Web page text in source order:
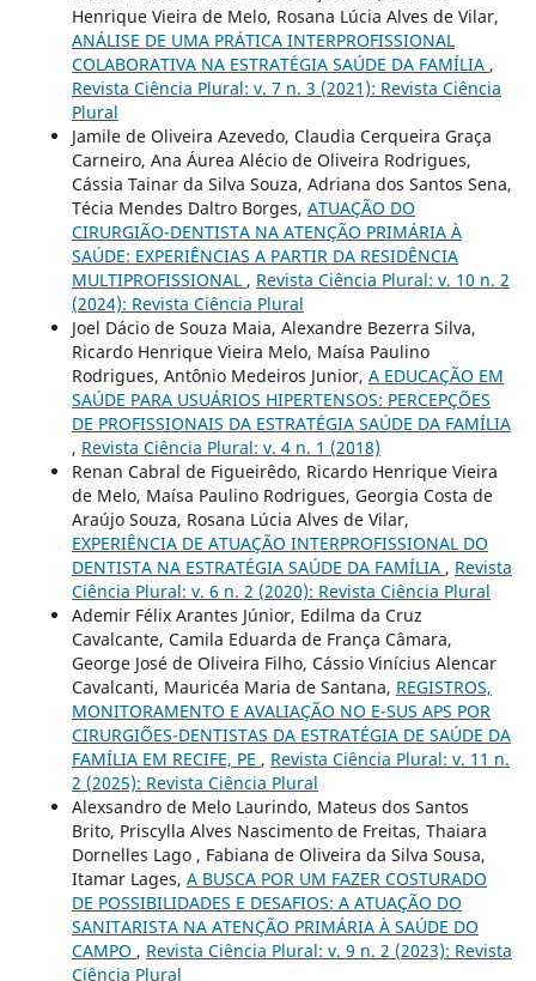
Henrique Vieira de Melo, Rosana Lúcia Alves de Vilar,
ANÁLISE DE UMA PRÁTICA INTERPROFISSIONAL
COLABORATIVA NA ESTRATÉGIA SAÚDE DA FAMÍLIA ,
Revista Ciência Plural: v. 7 n. 3 (2021): Revista Ciência
Plural
Jamile de Oliveira Azevedo, Claudia Cerqueira Graça
Carneiro, Ana Áurea Alécio de Oliveira Rodrigues,
Cássia Tainar da Silva Souza, Adriana dos Santos Sena,
Técia Mendes Daltro Borges, ATUAÇÃO DO
CIRURGIÃO-DENTISTA NA ATENÇÃO PRIMÁRIA À
SAÚDE: EXPERIÊNCIAS A PARTIR DA RESIDÊNCIA
MULTIPROFISSIONAL , Revista Ciência Plural: v. 10 n. 2
(2024): Revista Ciência Plural
Joel Dácio de Souza Maia, Alexandre Bezerra Silva,
Ricardo Henrique Vieira Melo, Maísa Paulino
Rodrigues, Antônio Medeiros Junior, A EDUCAÇÃO EM
SAÚDE PARA USUÁRIOS HIPERTENSOS: PERCEPÇÕES
DE PROFISSIONAIS DA ESTRATÉGIA SAÚDE DA FAMÍLIA
, Revista Ciência Plural: v. 4 n. 1 (2018)
Renan Cabral de Figueirêdo, Ricardo Henrique Vieira
de Melo, Maísa Paulino Rodrigues, Georgia Costa de
Araújo Souza, Rosana Lúcia Alves de Vilar,
EXPERIÊNCIA DE ATUAÇÃO INTERPROFISSIONAL DO
DENTISTA NA ESTRATÉGIA SAÚDE DA FAMÍLIA , Revista
Ciência Plural: v. 6 n. 2 (2020): Revista Ciência Plural
Ademir Félix Arantes Júnior, Edilma da Cruz
Cavalcante, Camila Eduarda de França Câmara,
George José de Oliveira Filho, Cássio Vinícius Alencar
Cavalcanti, Mauricéa Maria de Santana, REGISTROS,
MONITORAMENTO E AVALIAÇÃO NO E-SUS APS POR
CIRURGIÕES-DENTISTAS DA ESTRATÉGIA DE SAÚDE DA
FAMÍLIA EM RECIFE, PE , Revista Ciência Plural: v. 11 n.
2 (2025): Revista Ciência Plural
Alexsandro de Melo Laurindo, Mateus dos Santos
Brito, Priscylla Alves Nascimento de Freitas, Thaiara
Dornelles Lago , Fabiana de Oliveira da Silva Sousa,
Itamar Lages, A BUSCA POR UM FAZER COSTURADO
DE POSSIBILIDADES E DESAFIOS: A ATUAÇÃO DO
SANITARISTA NA ATENÇÃO PRIMÁRIA À SAÚDE DO
CAMPO , Revista Ciência Plural: v. 9 n. 2 (2023): Revista
Ciência Plural